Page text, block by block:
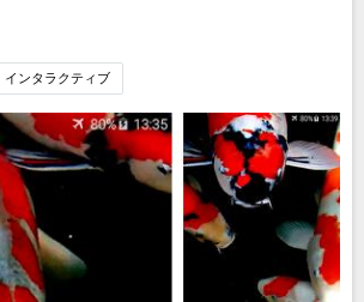
インタラクティブ